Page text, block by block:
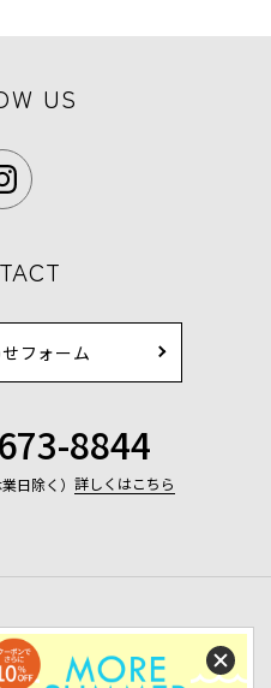
US
フォーム
8844
日除く） 詳しくはこちら